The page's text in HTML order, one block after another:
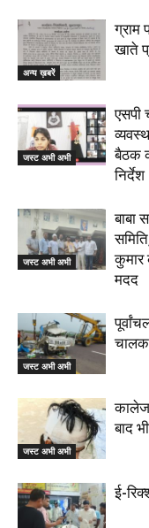
अन्य ख़बरें
ग्राम
खाते
जस्ट अभी अभी
एसपी
बैठक
निर्देश
जस्ट अभी अभी
बाबा
कुमार
मदद
जस्ट अभी अभी
चालक
जस्ट अभी अभी
कालेज
बाद
ई-